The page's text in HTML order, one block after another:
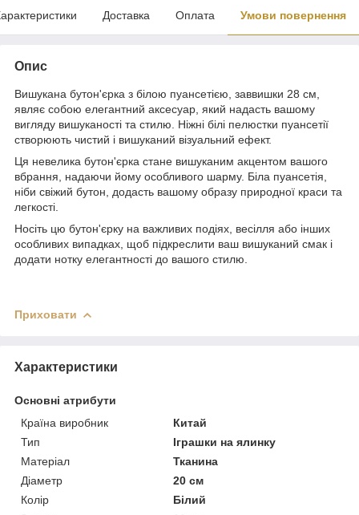
Доставка Оплата Умови повернення
Опис
Вишукана бутон'єрка з білою пуансетією, заввишки 28 см,
являє собою елегантний аксесуар, який надасть вашому
вигляду вишуканості та стилю. Ніжні білі пелюстки пуансетії
створюють чистий і вишуканий візуальний ефект.
Ця невелика бутон'єрка стане вишуканим акцентом вашого
вбрання, надаючи йому особливого шарму. Біла пуансетія,
ніби свіжий бутон, додасть вашому образу природної краси та
легкості.
Носіть цю бутон'єрку на важливих подіях, весілля або інших
особливих випадках, щоб підкреслити ваш вишуканий смак і
додати нотку елегантності до вашого стилю.
Приховати
Характеристики
Основні атрибути
Країна виробник
Китай
Тип
Іграшки на ялинку
Матеріал
Тканина
Діаметр
20 см
Колір
Білий